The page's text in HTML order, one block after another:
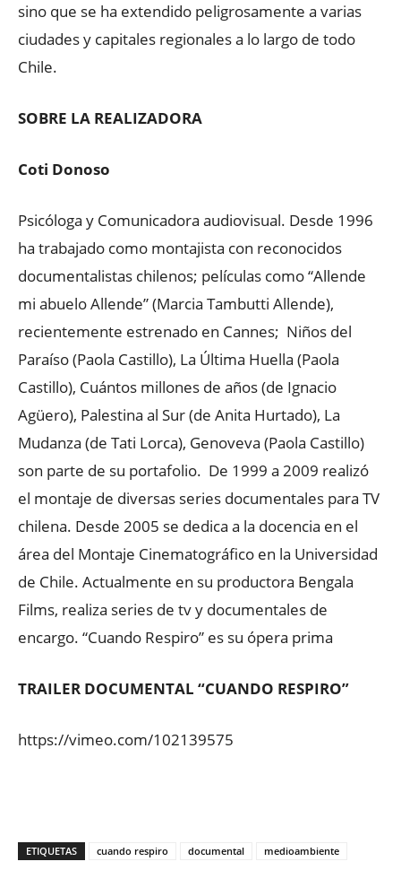
sino que se ha extendido peligrosamente a varias
ciudades y capitales regionales a lo largo de todo
Chile.
SOBRE LA REALIZADORA
Coti Donoso
Psicóloga y Comunicadora audiovisual. Desde 1996
ha trabajado como montajista con reconocidos
documentalistas chilenos; películas como “Allende
mi abuelo Allende” (Marcia Tambutti Allende),
recientemente estrenado en Cannes; Niños del
Paraíso (Paola Castillo), La Última Huella (Paola
Castillo), Cuántos millones de años (de Ignacio
Agüero), Palestina al Sur (de Anita Hurtado), La
Mudanza (de Tati Lorca), Genoveva (Paola Castillo)
son parte de su portafolio. De 1999 a 2009 realizó
el montaje de diversas series documentales para TV
chilena. Desde 2005 se dedica a la docencia en el
área del Montaje Cinematográfico en la Universidad
de Chile. Actualmente en su productora Bengala
Films, realiza series de tv y documentales de
encargo. “Cuando Respiro” es su ópera prima
TRAILER DOCUMENTAL “CUANDO RESPIRO”
https://vimeo.com/102139575
ETIQUETAS cuando respiro documental medioambiente